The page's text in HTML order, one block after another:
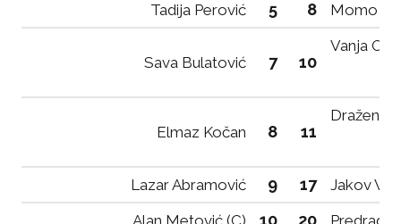
Tadija Perović
5 8 Momo
Sava Bulatović 7 10
Vanja
Elmaz Kočan 8 11
Dražen
Lazar Abramović 9 17
Jakov
Alan Metović (C)
10 20
Predrag